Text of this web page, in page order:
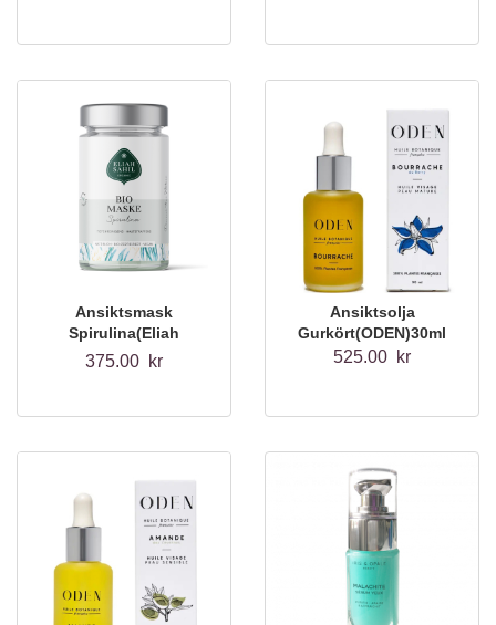
Ansiktsmask
Spirulina(Eliah
Sahil)100g
375.00 kr
Ansiktsolja
Gurkört(ODEN)30ml
525.00 kr